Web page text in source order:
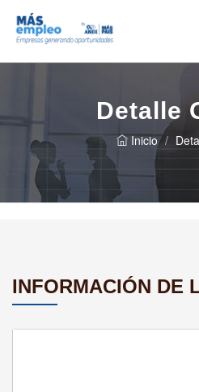
Detalle
Inicio
INFORMACIÓN DE